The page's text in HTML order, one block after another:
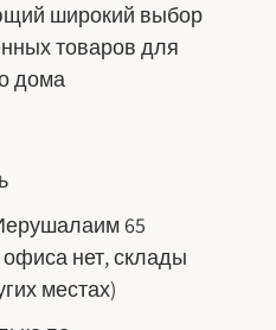
широкий выбор
товаров для
дома
65
нет, склады
местах)